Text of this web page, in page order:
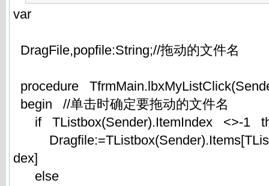
var
DragFile,popfile:String;//拖动的文件名
procedure
begin //单击时确定要拖动的文件名
if TListbox(Sender).ItemIndex <>-1
dex]
else